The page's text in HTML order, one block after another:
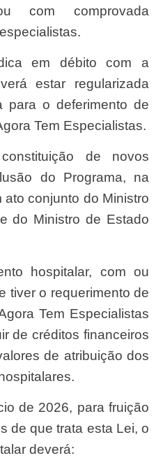
com comprovada
estar regularizada
para o deferimento de
Tem Especialistas.
do Programa, na
conjunto do Ministro
do Ministro de Estado
tiver o requerimento de
Tem Especialistas
de créditos financeiros
de atribuição dos
de 2026, para fruição
de que trata esta Lei, o
deverá: